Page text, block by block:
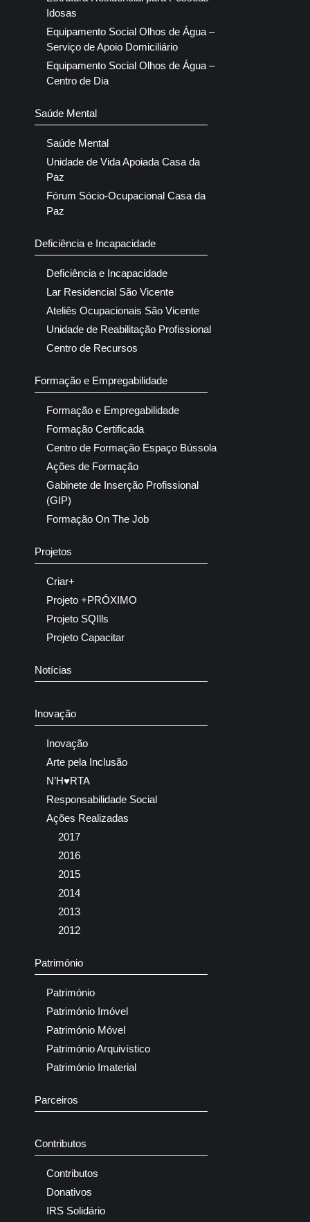
Idosas
Equipamento Social Olhos de Água –
Serviço de Apoio Domiciliário
Equipamento Social Olhos de Água –
Centro de Dia
Saúde Mental
Saúde Mental
Unidade de Vida Apoiada Casa da
Paz
Fórum Sócio-Ocupacional Casa da
Paz
Deficiência e Incapacidade
Deficiência e Incapacidade
Lar Residencial São Vicente
Ateliês Ocupacionais São Vicente
Unidade de Reabilitação Profissional
Centro de Recursos
Formação e Empregabilidade
Formação e Empregabilidade
Formação Certificada
Centro de Formação Espaço Bússola
Ações de Formação
Gabinete de Inserção Profissional
(GIP)
Formação On The Job
Projetos
Criar+
Projeto +PRÓXIMO
Projeto SQIlls
Projeto Capacitar
Notícias
Inovação
Inovação
Arte pela Inclusão
N’H♥RTA
Responsabilidade Social
Ações Realizadas
2017
2016
2015
2014
2013
2012
Património
Património
Património Imóvel
Património Móvel
Património Arquivístico
Património Imaterial
Parceiros
Contributos
Contributos
Donativos
IRS Solidário